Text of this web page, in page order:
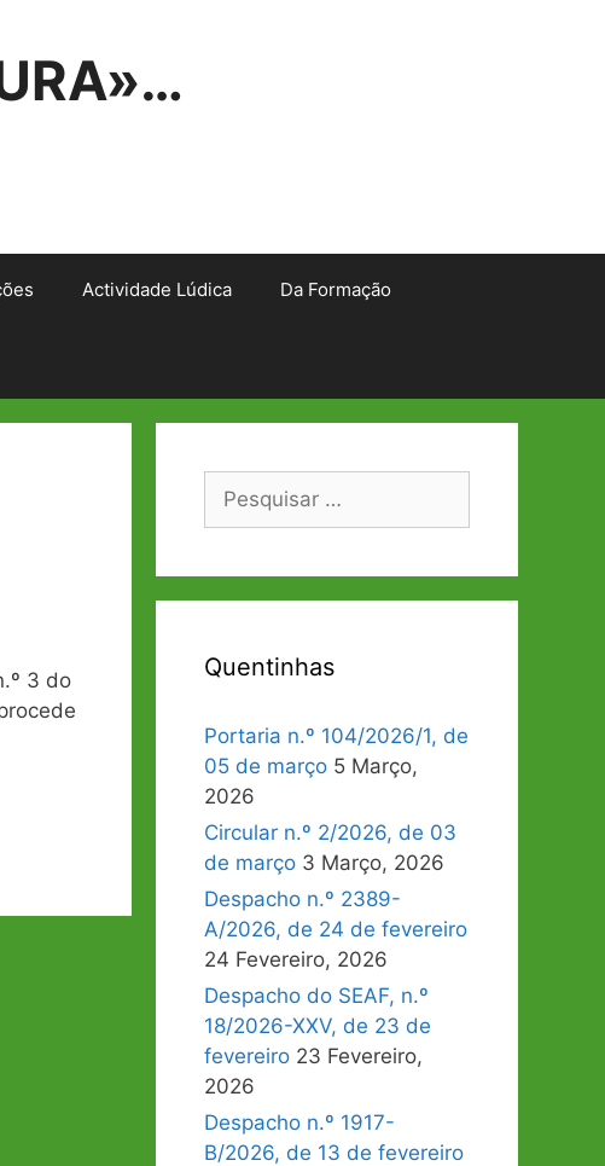
Actividade Lúdica Da Formação
3 do
Pesquisar
Quentinhas
Portaria n.º 104/2026/1, de
05 de março 5 Março,
2026
Circular n.º 2/2026, de 03
de março 3 Março, 2026
Despacho n.º 2389-
A/2026, de 24 de fevereiro
24 Fevereiro, 2026
Despacho do SEAF, n.º
18/2026-XXV, de 23 de
fevereiro 23 Fevereiro,
2026
Despacho n.º 1917-
B/2026, de 13 de fevereiro